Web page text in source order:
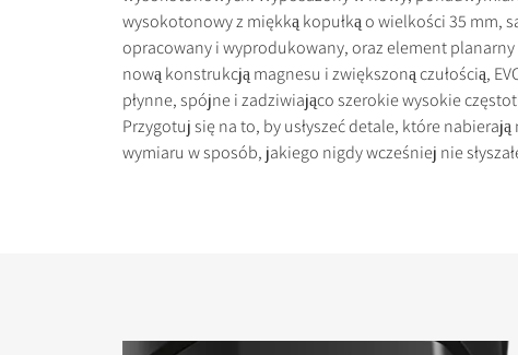
wysokotonowy z miękką kopułką o wielkości 35 mm,
opracowany i wyprodukowany, oraz element planarny
nową konstrukcją magnesu i zwiększoną czułością,
płynne, spójne i zadziwiająco szerokie wysokie
Przygotuj się na to, by usłyszeć detale, które nabierają
wymiaru w sposób, jakiego nigdy wcześniej nie